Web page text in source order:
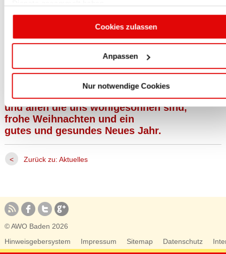
Cookies zulassen
Anpassen
Nur notwendige Cookies
Joseph Freiherr von Eichendorff
unseren Schüler und Schülerinnen,
unseren Anleiter und Anleiterinnen,
unseren Kooperationspartnern,
unseren Ehemaligen,
unseren Dozenten und Dozentinnen
und allen die uns wohlgesonnen sind,
frohe Weihnachten und ein
gutes und gesundes Neues Jahr.
< Zurück zu: Aktuelles
© AWO Baden 2026
Hinweisgebersystem
Impressum Sitemap Datenschutz